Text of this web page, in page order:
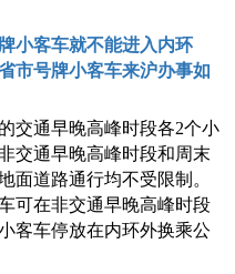
小客车就不能进入内环
市号牌小客车来沪办事如
交通早晚高峰时段各2个小
交通早晚高峰时段和周末
面道路通行均不受限制。
可在非交通早晚高峰时段
客车停放在内环外换乘公